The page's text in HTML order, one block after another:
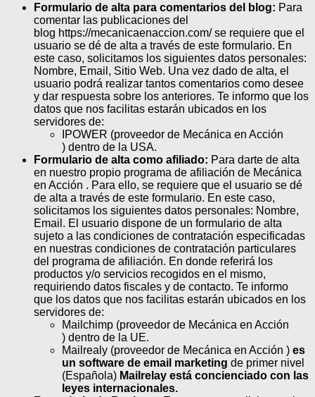
Formulario de alta para comentarios del blog: Para
comentar las publicaciones del
blog https://mecanicaenaccion.com/ se requiere que el
usuario se dé de alta a través de este formulario. En
este caso, solicitamos los siguientes datos personales:
Nombre, Email, Sitio Web. Una vez dado de alta, el
usuario podrá realizar tantos comentarios como desee
y dar respuesta sobre los anteriores. Te informo que los
datos que nos facilitas estarán ubicados en los
servidores de:
IPOWER (proveedor de Mecánica en Acción
) dentro de la USA.
Formulario de alta como afiliado: Para darte de alta
en nuestro propio programa de afiliación de Mecánica
en Acción . Para ello, se requiere que el usuario se dé
de alta a través de este formulario. En este caso,
solicitamos los siguientes datos personales: Nombre,
Email. El usuario dispone de un formulario de alta
sujeto a las condiciones de contratación especificadas
en nuestras condiciones de contratación particulares
del programa de afiliación. En donde referirá los
productos y/o servicios recogidos en el mismo,
requiriendo datos fiscales y de contacto. Te informo
que los datos que nos facilitas estarán ubicados en los
servidores de:
Mailchimp (proveedor de Mecánica en Acción
) dentro de la UE.
Mailrealy (proveedor de Mecánica en Acción ) es
un software de email marketing de primer nivel
(Española) Mailrelay está concienciado con las
leyes internacionales.